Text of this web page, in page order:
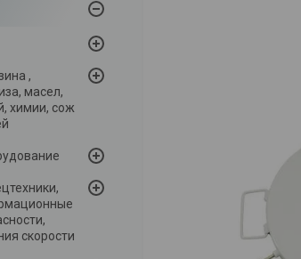
,
масел,
химии, сож
скорости